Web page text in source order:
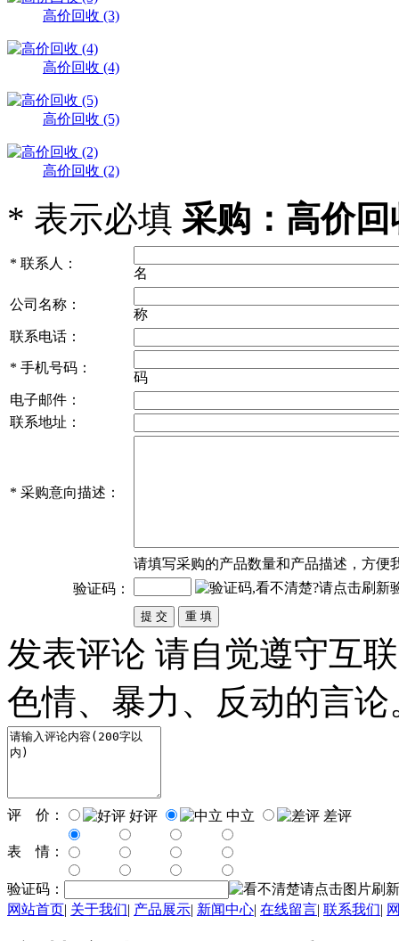
高价回收 (3)
高价回收 (4)
高价回收 (5)
高价回收 (2)
* 表示必填 采购：高价回
* 联系人：
名
公司名称：
称
联系电话：
* 手机号码：
码
电子邮件：
联系地址：
* 采购意向描述：
请填写采购的产品数量和产品描述，方便
验证码：
发表评论 请自觉遵守互
色情、暴力、反动的言论
评 价： 好评 中立 差评
表 情：
验证码：
网站首页| 关于我们| 产品展示| 新闻中心| 在线留言| 联系我们|